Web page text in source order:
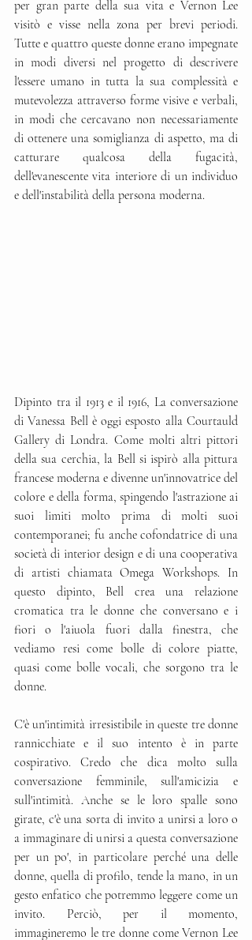
per gran parte della sua vita e Vernon Lee
visitò e visse nella zona per brevi periodi.
Tutte e quattro queste donne erano impegnate
in modi diversi nel progetto di descrivere
l'essere umano in tutta la sua complessità e
mutevolezza attraverso forme visive e verbali,
in modi che cercavano non necessariamente
di ottenere una somiglianza di aspetto, ma di
catturare qualcosa della fugacità,
dell'evanescente vita interiore di un individuo
e dell'instabilità della persona moderna.
Dipinto tra il 1913 e il 1916, La conversazione
di Vanessa Bell è oggi esposto alla Courtauld
Gallery di Londra. Come molti altri pittori
della sua cerchia, la Bell si ispirò alla pittura
francese moderna e divenne un'innovatrice del
colore e della forma, spingendo l'astrazione ai
suoi limiti molto prima di molti suoi
contemporanei; fu anche cofondatrice di una
società di interior design e di una cooperativa
di artisti chiamata Omega Workshops. In
questo dipinto, Bell crea una relazione
cromatica tra le donne che conversano e i
fiori o l'aiuola fuori dalla finestra, che
vediamo resi come bolle di colore piatte,
quasi come bolle vocali, che sorgono tra le
donne.
C'è un'intimità irresistibile in queste tre donne
rannicchiate e il suo intento è in parte
cospirativo. Credo che dica molto sulla
conversazione femminile, sull'amicizia e
sull'intimità. Anche se le loro spalle sono
girate, c'è una sorta di invito a unirsi a loro o
a immaginare di unirsi a questa conversazione
per un po', in particolare perché una delle
donne, quella di profilo, tende la mano, in un
gesto enfatico che potremmo leggere come un
invito. Perciò, per il momento,
immagineremo le tre donne come Vernon Lee